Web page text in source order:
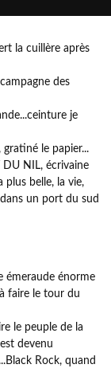
la cuillère après
des
je
le papier...
NIL, écrivaine
belle, la vie,
un port du sud
émeraude énorme
faire le tour du
le peuple de la
devenu
Rock, quand